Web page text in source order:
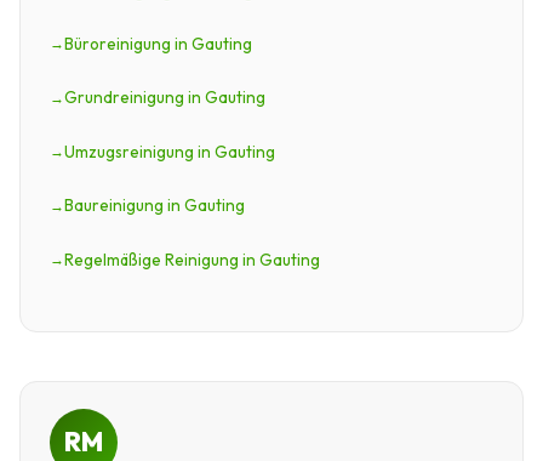
Büroreinigung in Gauting
Grundreinigung in Gauting
Umzugsreinigung in Gauting
Baureinigung in Gauting
Regelmäßige Reinigung in Gauting
RM